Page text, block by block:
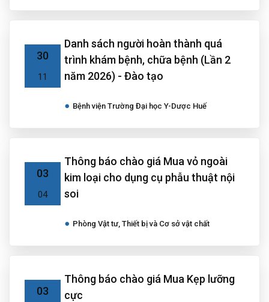
30
11
Danh sách người hoàn thành quá
trình khám bệnh, chữa bệnh (Lần 2
năm 2026) - Đào tạo
Bệnh viện Trường Đại học Y-Dược Huế
03
04
Thông báo chào giá Mua vỏ ngoài
kim loại cho dụng cụ phẫu thuật nội
soi
Phòng Vật tư, Thiết bị và Cơ sở vật chất
03
Thông báo chào giá Mua Kẹp lưỡng
cực